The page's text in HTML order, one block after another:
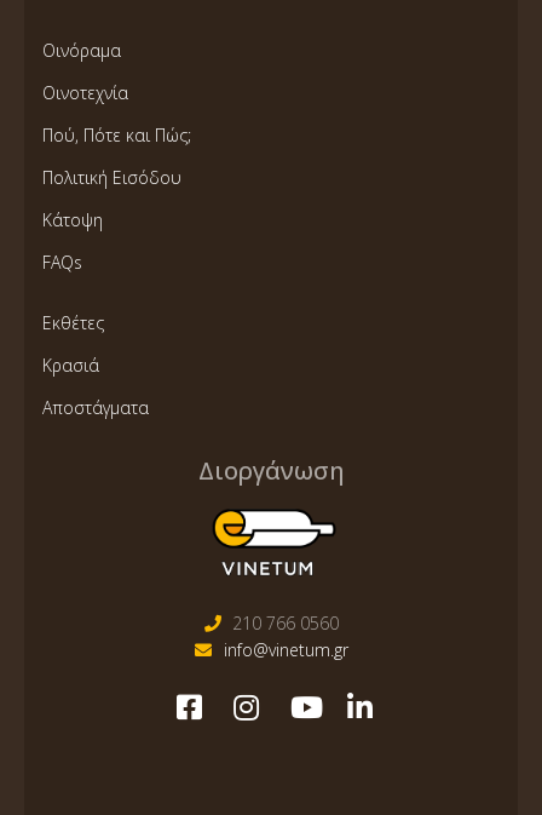
Οινόραμα
Οινοτεχνία
Πού, Πότε και Πώς;
Πολιτική Εισόδου
Κάτοψη
FAQs
Εκθέτες
Κρασιά
Αποστάγματα
Διοργάνωση
210 766 0560
info@vinetum.gr